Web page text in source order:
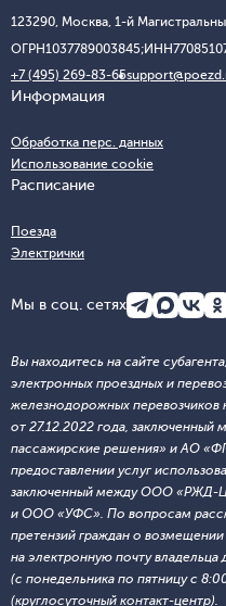
123290, Москва, 1-й
ОГРН1037789003845;ИНН
+7 (495) 269-83-65
Информация
Обработка перс. данных
Использование cookie
Расписание
Поезда
Электрички
Мы в соц. сетях
Вы находитесь на сайте
электронных проездных и
железнодорожных
от 27.12.2022 года,
пассажирские решения» и АО
предоставлении услуг
заключенный между ООО «РЖД-
и ООО «УФС». По вопросам
претензий граждан о
на электронную почту
(с понедельника по пятницу с
(круглосуточный контакт-центр).